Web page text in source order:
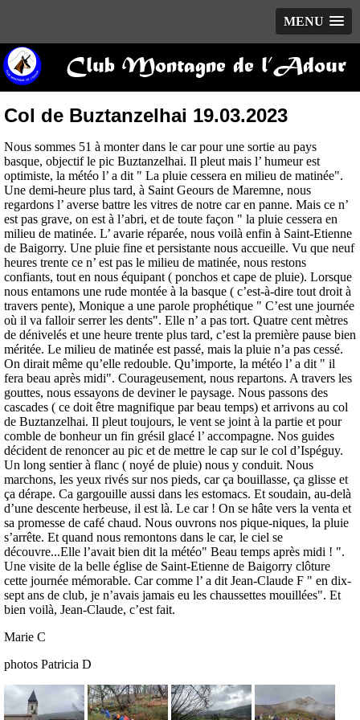
MENU
Club Montagne de l’Adour
Col de Buztanzelhai 19.03.2023
Nous sommes 51 à monter dans le car pour une sortie au pays
basque, objectif le pic Buztanzelhai. Il pleut mais l’ humeur est
optimiste, la météo l’ a dit " La pluie cessera en milieu de matinée".
Une demi-heure plus tard, à Saint Geours de Maremne, nous
regardons l’ averse battre les vitres de notre car en panne. Mais ce n’
est pas grave, on est à l’abri, et de toute façon " la pluie cessera en
milieu de matinée. L’ avarie réparée, nous voilà enfin à Saint-Etienne
de Baigorry. Une pluie fine et persistante nous accueille. Vu que neuf
heures trente ce n’ est pas le milieu de matinée, nous restons
confiants, tout en nous équipant ( ponchos et cape de pluie). Lorsque
nous entamons une rude montée à la basque ( c’est-à-dire tout droit à
travers pente), Monique a une parole prophétique " C’est une journée
où il va falloir serrer les dents". Elle n’ a pas tort. Quatre cent mètres
de dénivelés et une heure trente plus tard, c’est la première pause bien
méritée. Le milieu de matinée est passé, mais la pluie n’a pas cessé.
On dirait même qu’elle redouble. Qu’importe, la météo l’ a dit " il
fera beau après midi". Courageusement, nous repartons. A travers les
gouttes, nous essayons de deviner le paysage. Nous passons des
cascades ( ce doit être magnifique par beau temps) et arrivons au col
de Buztanzelhai. Il pleut toujours, le vent se joint à la partie et pour
comble de bonheur un fin grésil glacé l’ accompagne. Nos guides
décident de renoncer au pic et de mettre le cap sur le col d’Ispéguy.
Un long sentier à flanc ( noyé de pluie) nous y conduit. Nous
marchons, les yeux rivés sur nos pieds, car ça bouillasse, ça glisse et
ça dérape. Ca gargouille aussi dans les estomacs. Et soudain, au-delà
d’une descente herbeuse, il est là. Le car ! On se hâte vers la venta et
sa promesse de café chaud. Nous ouvrons nos pique-niques, la pluie
s’arrête. Et quand nous remontons dans le car, le ciel se
découvre...Elle l’avait bien dit la météo" Beau temps après midi ! ".
Une visite de la belle église de Saint-Etienne de Baigorry clôture
cette journée mémorable. Car comme l’ a dit Jean-Claude F " en dix-
sept ans de club, je n’avais jamais eu les chaussettes mouillées". Et
bien voilà, Jean-Claude, c’est fait.
Marie C
photos Patricia D